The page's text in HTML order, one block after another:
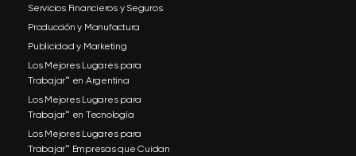
Servicios Financieros y Seguros
Producción y Manufactura
Publicidad y Marketing
Los Mejores Lugares para
Trabajar™ en Argentina
Los Mejores Lugares para
Trabajar™ en Tecnología
Los Mejores Lugares para
Trabajar™ Empresas que Cuidan